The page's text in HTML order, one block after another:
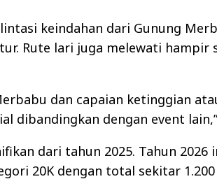
keindahan dari Gunung
Rute lari juga melewati hampir
dan capaian ketinggian
dibandingkan dengan event
dari tahun 2025. Tahun 2026
20K dengan total sekitar